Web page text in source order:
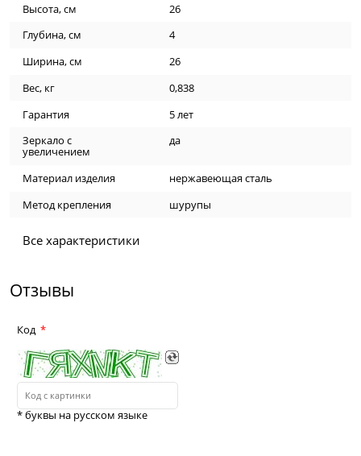
Высота, см
26
Глубина, см
4
Ширина, см
26
Вес, кг
0,838
Гарантия
5 лет
Зеркало с
увеличением
да
Материал изделия
нержавеющая сталь
Метод крепления
шурупы
Все характеристики
Отзывы
Код
* буквы на русском языке